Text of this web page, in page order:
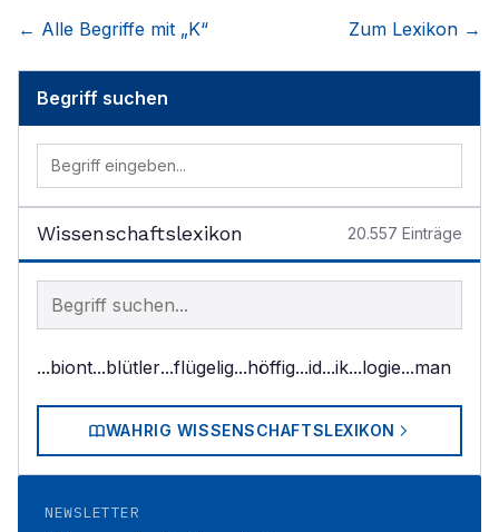
← Alle Begriffe mit „K“ Zum Lexikon →
Begriff suchen
Wissenschaftslexikon 20.557 Einträge
Begriff im Lexikon suchen
...biont...blütler...flügelig...höffig...id...ik...logie...man
WAHRIG WISSENSCHAFTSLEXIKON
NEWSLETTER